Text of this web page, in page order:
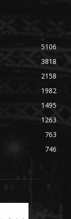
5106
3818
2158
1982
1495
1263
763
746